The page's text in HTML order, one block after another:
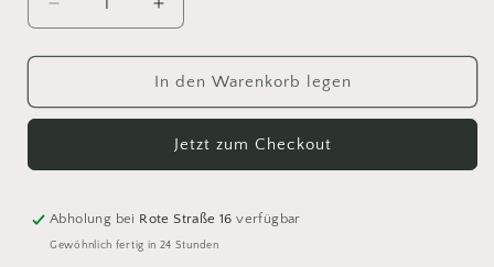
Verringere
die
Menge
Lana
20
Erhöhe
die
Menge
für
Lana
Star
20
In den Warenkorb legen
Jetzt zum Checkout
Abholung bei Rote Straße 16 verfügbar
Gewöhnlich fertig in 24 Stunden